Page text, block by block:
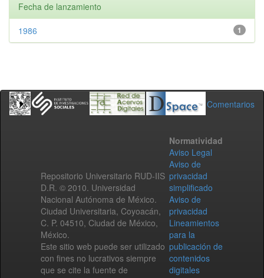
Fecha de lanzamiento
1
1986
Comentarios
Repositorio Universitario RUD-IIS
D.R. © 2010. Universidad
Nacional Autónoma de México.
Ciudad Universitaria, Coyoacán,
C. P. 04510, Ciudad de México,
México.
Este sitio web puede ser utilizado
con fines no lucrativos siempre
que se cite la fuente de
Normatividad
Aviso Legal
Aviso de
privacidad
simplificado
Aviso de
privacidad
Lineamientos
para la
publicación de
contenidos
digitales